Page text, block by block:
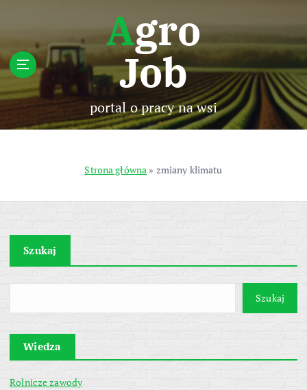
p
t
c
n
Agro
Job
portal o pracy na wsi
Strona główna » zmiany klimatu
Szukaj
Szukaj
Wiedza
Rolnicze zawody